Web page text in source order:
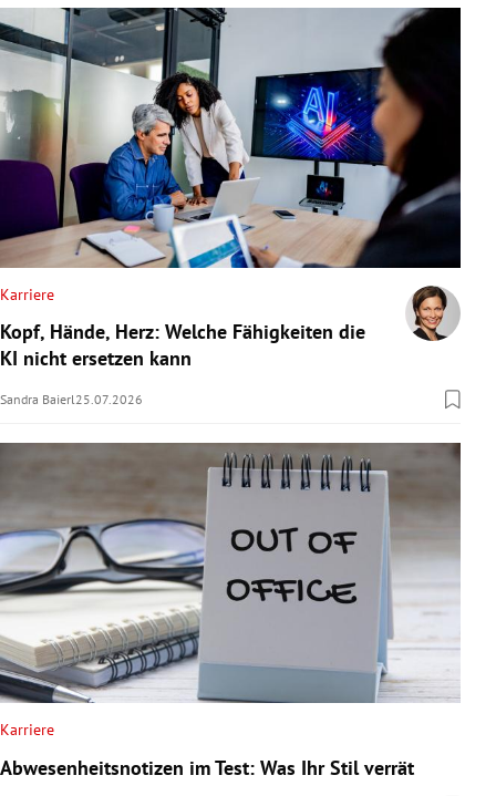
Karriere
Kopf, Hände, Herz: Welche Fähigkeiten die
KI nicht ersetzen kann
Sandra Baierl25.07.2026
Karriere
Abwesenheitsnotizen im Test: Was Ihr Stil verrät